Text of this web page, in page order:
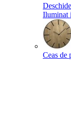
Iluminat
Ceas de